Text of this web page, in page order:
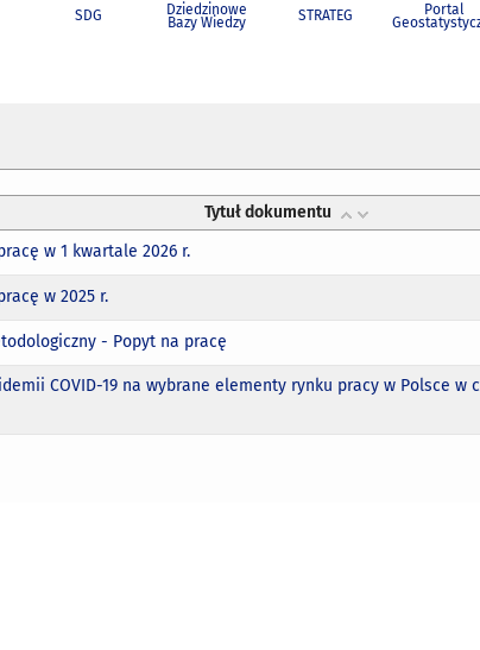
SDG Dziedzinowe
Bazy Wiedzy STRATEG Portal
Tytuł dokumentu
w 1 kwartale 2026 r.
w 2025 r.
- Popyt na pracę
COVID-19 na wybrane elementy rynku pracy w Polsce w